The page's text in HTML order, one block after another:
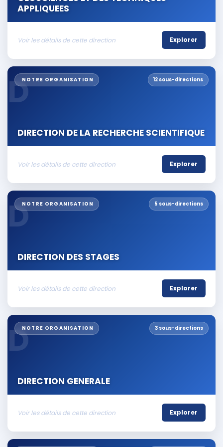
APPLIQUEES
Voir les détails de cette direction Explorer
DNOTRE ORGANISATION 12 sous-directions
DIRECTION DE LA RECHERCHE SCIENTIFIQUE
Voir les détails de cette direction Explorer
DNOTRE ORGANISATION 5 sous-directions
DIRECTION DES STAGES
Voir les détails de cette direction Explorer
DNOTRE ORGANISATION 3 sous-directions
DIRECTION GENERALE
Voir les détails de cette direction Explorer